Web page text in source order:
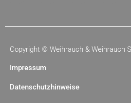
Copyright © Weihrauch & Weihrauch
Impressum
Datenschutzhinweise